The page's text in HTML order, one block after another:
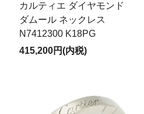
カルティエ ダイヤモンド
ダムール ネックレス
N7412300 K18PG
415,200円(内税)